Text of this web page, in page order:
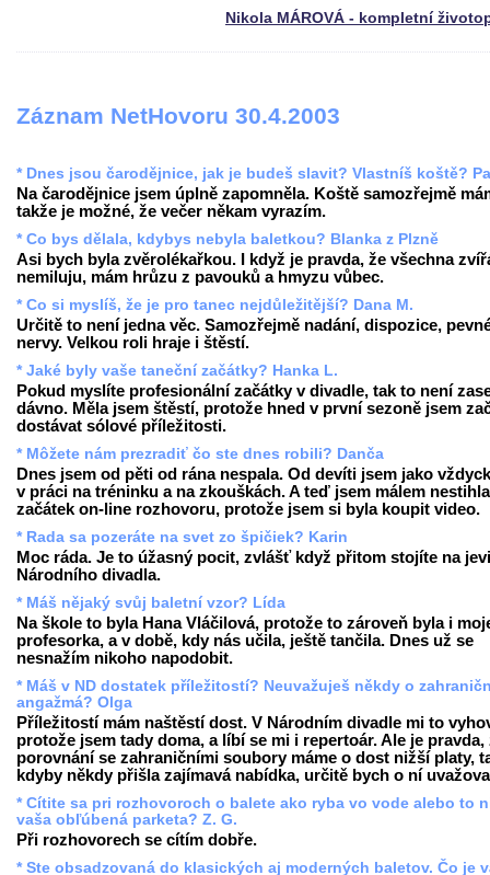
Nikola MÁROVÁ - kompletní
Záznam NetHovoru 30.4.2003
* Dnes jsou čarodějnice, jak je budeš slavit? Vlastníš koště?
Na čarodějnice jsem úplně zapomněla. Koště samozřejmě
takže je možné, že večer někam vyrazím.
* Co bys dělala, kdybys nebyla baletkou? Blanka z Plzně
Asi bych byla zvěrolékařkou. I když je pravda, že všechna
nemiluju, mám hrůzu z pavouků a hmyzu vůbec.
* Co si myslíš, že je pro tanec nejdůležitější? Dana M.
Určitě to není jedna věc. Samozřejmě nadání, dispozice,
nervy. Velkou roli hraje i štěstí.
* Jaké byly vaše taneční začátky? Hanka L.
Pokud myslíte profesionální začátky v divadle, tak to není
dávno. Měla jsem štěstí, protože hned v první sezoně jsem
dostávat sólové příležitosti.
* Môžete nám prezradiť čo ste dnes robili? Danča
Dnes jsem od pěti od rána nespala. Od devíti jsem jako
v práci na tréninku a na zkouškách. A teď jsem málem nestihla
začátek on-line rozhovoru, protože jsem si byla koupit video.
* Rada sa pozeráte na svet zo špičiek? Karin
Moc ráda. Je to úžasný pocit, zvlášť když přitom stojíte na
Národního divadla.
* Máš nějaký svůj baletní vzor? Lída
Na škole to byla Hana Vláčilová, protože to zároveň byla i
profesorka, a v době, kdy nás učila, ještě tančila. Dnes už se
nesnažím nikoho napodobit.
* Máš v ND dostatek příležitostí? Neuvažuješ někdy o
angažmá? Olga
Příležitostí mám naštěstí dost. V Národním divadle mi to
protože jsem tady doma, a líbí se mi i repertoár. Ale je pravda,
porovnání se zahraničními soubory máme o dost nižší platy,
kdyby někdy přišla zajímavá nabídka, určitě bych o ní
* Cítite sa pri rozhovoroch o balete ako ryba vo vode alebo to
vaša obľúbená parketa? Z. G.
Při rozhovorech se cítím dobře.
* Ste obsadzovaná do klasických aj moderných baletov. Čo je